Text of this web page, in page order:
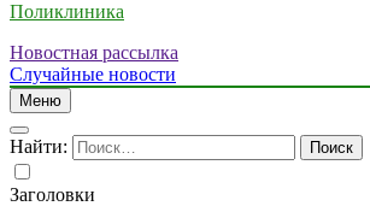
Поликлиника
Новостная рассылка
Случайные новости
Меню
Найти:
Заголовки